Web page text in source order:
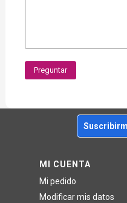
Preguntar
MI CUENTA
Mi pedido
Modificar mis datos